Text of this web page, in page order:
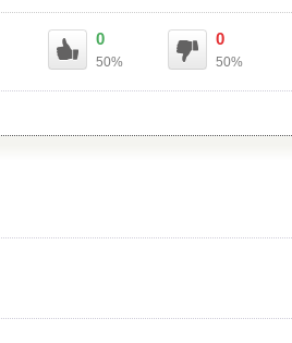
0
50%
0
50%